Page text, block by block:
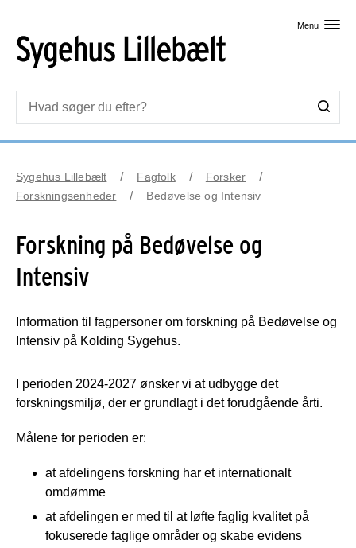
Menu
Sygehus Lillebælt Fagfolk
Forsker
Forskningsenheder
Bedøvelse og Intensiv
Forskning på Bedøvelse og
Intensiv
Information til fagpersoner om forskning på Bedøvelse og
Intensiv på Kolding Sygehus.
I perioden 2024-2027 ønsker vi at udbygge det
forskningsmiljø, der er grundlagt i det forudgående årti.
Målene for perioden er:
at afdelingens forskning har et internationalt
omdømme
at afdelingen er med til at løfte faglig kvalitet på
fokuserede faglige områder og skabe evidens